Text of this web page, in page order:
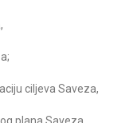
ciljeva Saveza,